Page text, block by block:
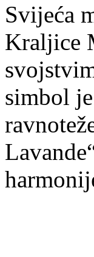
Svijeća
Kraljice
simbol